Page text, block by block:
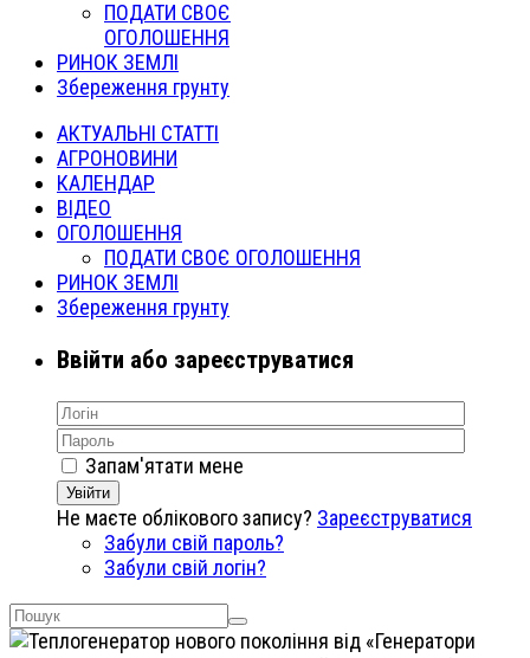
ПОДАТИ СВОЄ
ОГОЛОШЕННЯ
РИНОК ЗЕМЛІ
Збереження грунту
АКТУАЛЬНІ СТАТТІ
АГРОНОВИНИ
КАЛЕНДАР
ВІДЕО
ОГОЛОШЕННЯ
ПОДАТИ СВОЄ ОГОЛОШЕННЯ
РИНОК ЗЕМЛІ
Збереження грунту
Ввійти або зареєструватися
Запам'ятати мене
Увійти
Не маєте облікового запису? Зареєструватися
Забули свій пароль?
Забули свій логін?